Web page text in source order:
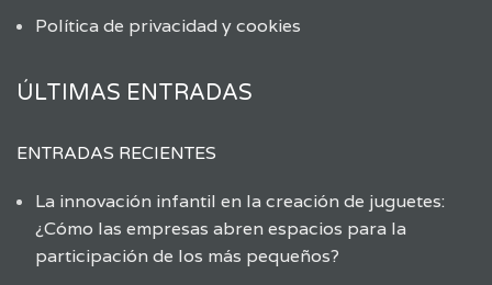
Política de privacidad y cookies
ÚLTIMAS ENTRADAS
ENTRADAS RECIENTES
La innovación infantil en la creación de juguetes:
¿Cómo las empresas abren espacios para la
participación de los más pequeños?